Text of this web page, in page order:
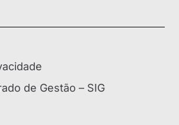
de Gestão – SIG